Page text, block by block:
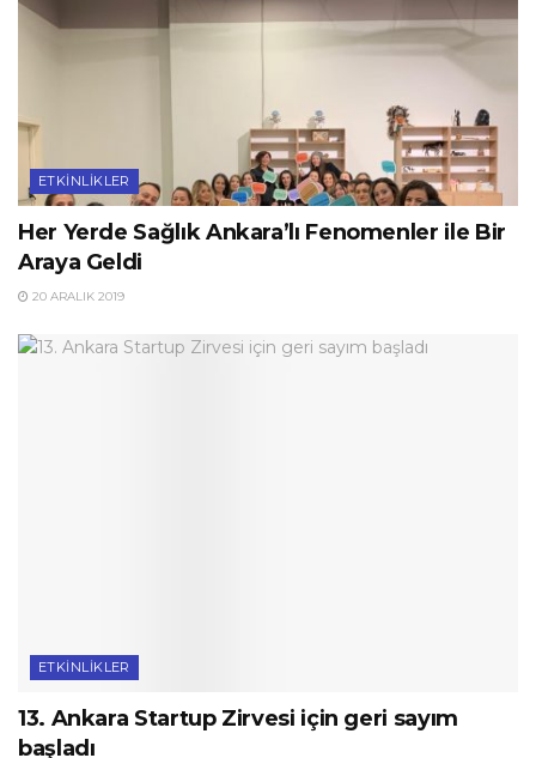
ETKINLIKLER
Her Yerde Sağlık Ankara’lı Fenomenler ile Bir
Araya Geldi
20 ARALIK 2019
ETKINLIKLER
13. Ankara Startup Zirvesi için geri sayım
başladı